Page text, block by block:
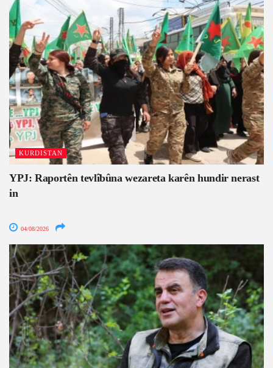
KURDISTAN
YPJ: Raportên tevlîbûna wezareta karên hundir nerast
in
04/08/2026